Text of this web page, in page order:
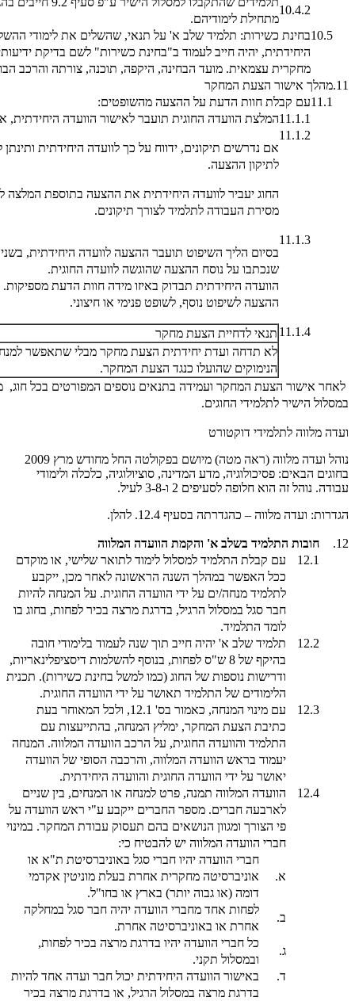
10.4.2
מתחילת לימודיהם.
10.5בחינת כשירות: תלמיד שלב א' על תנאי, שהשלים את לימודי
היחידתית, יהיה חייב לעמוד ב"בחינת כשירות" לשם בדיקת
מחקרית עצמאית. מועד הבחינה, היקפה, תוכנה, צורתה והרכב
11. מהלך אישור הצעת המחקר
11.1עם קבלת חוות הדעת על ההצעה מהשופטים:
11.1.1המלצת הוועדה החוגית תועבר לאישור הוועדה
11.1.2
אם נדרשים תיקונים, ידווח על כך לוועדה היחידתית
לתיקון ההצעה.
החוג יעביר לוועדה היחידתית את ההצעה בתוספת
מסירת העבודה לתלמיד לצורך תיקונים.
11.1.3
בסיום הליך השיפוט תועבר ההצעה לוועדה היחידתית,
שנכתבו על נוסח ההצעה שהוגשה לוועדה החוגית.
​הוועדה היחידתית תבדוק באיזו מידה חוות הדעת
ההצעה לשיפוט נוסף, לשופט פנימי או חיצוני.
11.1.4 תנאי לדחיית הצעת מחקר
לא תדחה ועדת יחידתית הצעת מחקר מבלי שתאפשר
הנימוקים שהועלו כנגד הצעת המחקר.
לאחר אישור הצעת המחקר ועמידה בתנאים נוספים המפורטים בכל חוג,
במסלול הישיר לתלמידי החוגים.
ועדה מלווה לתלמידי דוקטורט
נוהל ועדה מלווה (ראה מטה) מיושם בפקולטה החל מחודש מרץ 2009
בחוגים הבאים: פסיכולוגיה, מדע המדינה, סוציולוגיה, כלכלה ולימודי
עבודה. נוהל זה הוא חלופה לסעיפים 2 ו-3-8 לעיל.
הגדרות: ועדה מלווה – כהגדרתה בסעיף 12.4. להלן.
12.
חובות התלמיד בשלב א' והקמת הוועדה המלווה
12.1
עם קבלת התלמיד למסלול לימוד לתואר שלישי, או מוקדם
ככל האפשר במהלך השנה הראשונה לאחר מכן, ייקבע
לתלמיד מנחה/ים על ידי הוועדה החוגית. על המנחה להיות
חבר סגל במסלול הרגיל, בדרגת מרצה בכיר לפחות, בחוג בו
לומד התלמיד.
12.2
תלמיד שלב א' יהיה חייב תוך שנה לעמוד בלימודי חובה
בהיקף של 8 ש"ס לפחות, בנוסף להשלמות דיסציפלינאריות,
ודרישות נוספות של החוג (כמו למשל בחינת כשירות). תכנית
הלימודים של התלמיד תאושר על ידי הוועדה החוגית.
12.3
עם מינוי המנחה, כאמור בס' 12.1, ולכל המאוחר בעת
כתיבת הצעת המחקר, ימליץ המנחה, בהתייעצות עם
התלמיד והוועדה החוגית, על הרכב הוועדה המלווה. המנחה
יעמוד בראש הוועדה המלווה, והרכבה הסופי של הוועדה
יאושר על ידי הוועדה החוגית והוועדה היחידתית.
12.4
הוועדה המלווה תמנה, פרט למנחה או המנחים, בין שניים
לארבעה חברים. מספר החברים ייקבע ע"י ראש הוועדה על
פי הצורך ומגוון הנושאים בהם תעסוק עבודת המחקר. במינוי
חברי הוועדה המלווה יש להבטיח כי:
א.
חברי הוועדה יהיו חברי סגל באוניברסיטת ת"א או
אוניברסיטה מחקרית אחרת בעלת מוניטין אקדמי
דומה (או גבוה יותר) בארץ או בחו"ל.
ב.
לפחות אחד מחברי הוועדה יהיה חבר סגל במחלקה
אחרת או באוניברסיטה אחרת.
ג.
כל חברי הוועדה יהיו בדרגת מרצה בכיר לפחות,
ובמסלול תקני.
ד.
באישור הוועדה היחידתית יכול חבר ועדה אחד להיות
בדרגת מרצה במסלול הרגיל, או בדרגת מרצה בכיר